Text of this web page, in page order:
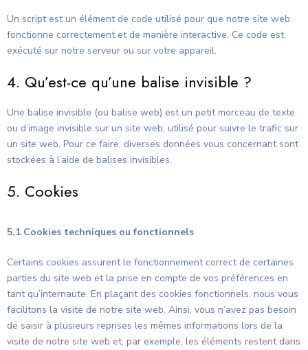
Un script est un élément de code utilisé pour que notre site web
fonctionne correctement et de manière interactive. Ce code est
exécuté sur notre serveur ou sur votre appareil.
4. Qu’est-ce qu’une balise invisible ?
Une balise invisible (ou balise web) est un petit morceau de texte
ou d’image invisible sur un site web, utilisé pour suivre le trafic sur
un site web. Pour ce faire, diverses données vous concernant sont
stockées à l’aide de balises invisibles.
5. Cookies
5.1 Cookies techniques ou fonctionnels
Certains cookies assurent le fonctionnement correct de certaines
parties du site web et la prise en compte de vos préférences en
tant qu’internaute. En plaçant des cookies fonctionnels, nous vous
facilitons la visite de notre site web. Ainsi, vous n’avez pas besoin
de saisir à plusieurs reprises les mêmes informations lors de la
visite de notre site web et, par exemple, les éléments restent dans